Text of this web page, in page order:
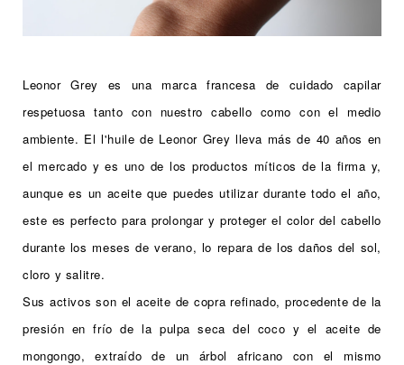
Leonor Grey es una marca francesa de cuidado capilar
respetuosa tanto con nuestro cabello como con el medio
ambiente. El l'huile de Leonor Grey lleva más de 40 años en
el mercado y es uno de los productos míticos de la firma y,
aunque es un aceite que puedes utilizar durante todo el año,
este es perfecto para prolongar y proteger el color del cabello
durante los meses de verano, lo repara de los daños del sol,
cloro y salitre.
Sus activos son el aceite de copra refinado, procedente de la
presión en frío de la pulpa seca del coco y el aceite de
mongongo, extraído de un árbol africano con el mismo